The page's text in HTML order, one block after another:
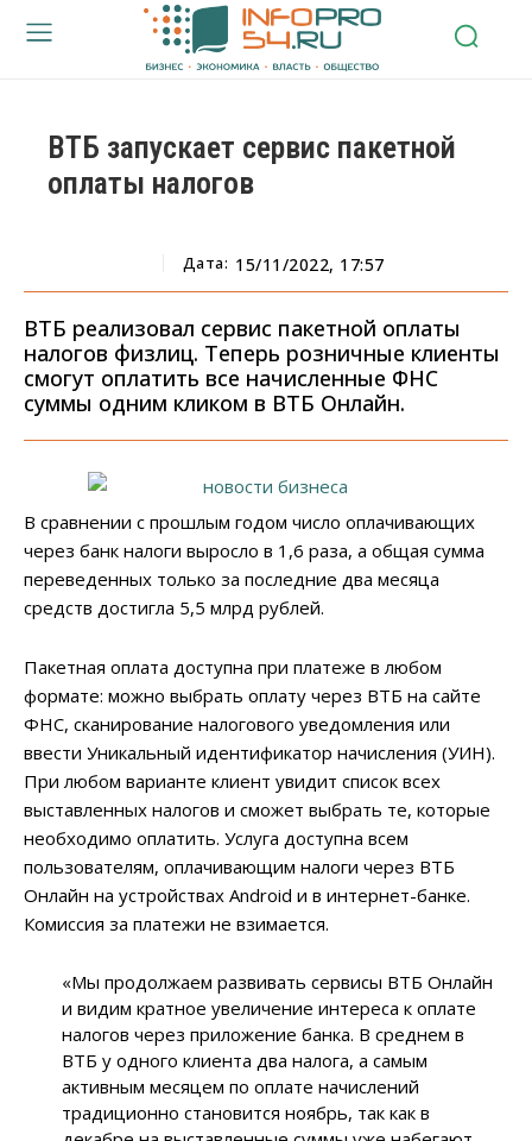
ВТБ запускает сервис пакетной
оплаты налогов
Дата: 15/11/2022, 17:57
ВТБ реализовал сервис пакетной оплаты
налогов физлиц. Теперь розничные клиенты
смогут оплатить все начисленные ФНС
суммы одним кликом в ВТБ Онлайн.
В сравнении с прошлым годом число оплачивающих
через банк налоги выросло в 1,6 раза, а общая сумма
переведенных только за последние два месяца
средств достигла 5,5 млрд рублей.
Пакетная оплата доступна при платеже в любом
формате: можно выбрать оплату через ВТБ на сайте
ФНС, сканирование налогового уведомления или
ввести Уникальный идентификатор начисления (УИН).
При любом варианте клиент увидит список всех
выставленных налогов и сможет выбрать те, которые
необходимо оплатить. Услуга доступна всем
пользователям, оплачивающим налоги через ВТБ
Онлайн на устройствах Android и в интернет-банке.
Комиссия за платежи не взимается.
«Мы продолжаем развивать сервисы ВТБ Онлайн
и видим кратное увеличение интереса к оплате
налогов через приложение банка. В среднем в
ВТБ у одного клиента два налога, а самым
активным месяцем по оплате начислений
традиционно становится ноябрь, так как в